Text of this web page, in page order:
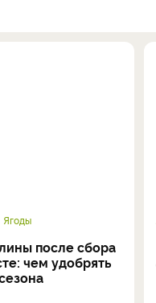
Ягоды
после сбора
чем удобрять